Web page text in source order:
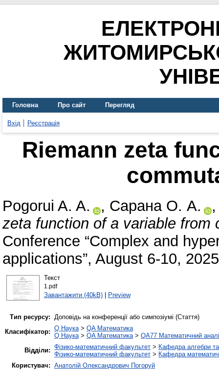
Головна Про сайт Перегляд
Вхід Реєстрація
Riemann zeta
Pogorui A. A. , Сарана О. А.
zeta function of a variable from
Conference “Complex and
applications”, August 6-10,
Текст
1.pdf
Завантажити (40kB)| Preview
Тип ресурсу: Доповідь на конференції або симпозіумі (Стаття)
Класифікатор: Q Наука> QA Математика
Q Наука> QA Математика> QA77 Математичний
Відділи: Фізико-математичний факультет > Кафедра алгебри та
Фізико-математичний факультет > Кафедра
Користувач: Анатолій Олександрович Погоруй